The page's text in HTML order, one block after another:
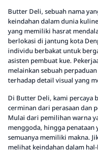
Butter Deli, sebuah nama
keindahan dalam dunia
yang memiliki hasrat
berlokasi di jantung kota
individu berbakat untuk
asisten pembuat kue.
melainkan sebuah
terhadap detail visual yang
Di Butter Deli, kami percaya
cerminan dari perasaan dan
Mulai dari pemilihan warna
menggoda, hingga
semuanya memiliki makna.
melihat keindahan dalam